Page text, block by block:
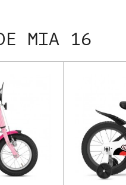
MIA 16